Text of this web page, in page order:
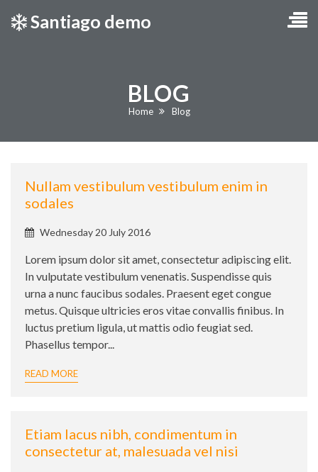
Santiago demo
BLOG
Home Current:
Blog
Nullam vestibulum vestibulum enim in
sodales
Published
Wednesday 20 July 2016
Lorem ipsum dolor sit amet, consectetur adipiscing elit.
In vulputate vestibulum venenatis. Suspendisse quis
urna a nunc faucibus sodales. Praesent eget congue
metus. Quisque ultricies eros vitae convallis finibus. In
luctus pretium ligula, ut mattis odio feugiat sed.
Phasellus tempor...
READ MORE
Etiam lacus nibh, condimentum in
consectetur at, malesuada vel nisi